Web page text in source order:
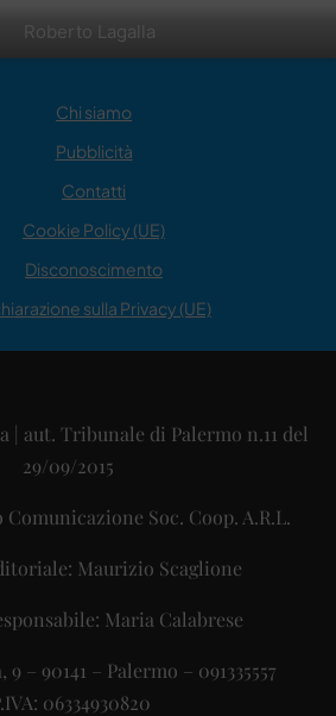
Roberto Lagalla
Chi siamo
Pubblicità
Contatti
Cookie Policy (UE)
Disconoscimento
sulla Privacy (UE)
aut. Tribunale di Palermo n.11 del
29/09/2015
Soc. Coop. A.R.L.
Maurizio Scaglione
Maria Calabrese
– 90141 – Palermo – 091335557
06334930820